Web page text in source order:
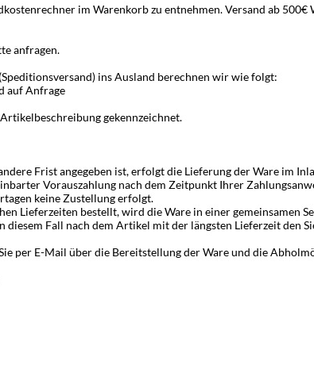
im Warenkorb zu entnehmen. Versand ab
anfragen.
ins Ausland berechnen wir wie folgt:
auf Anfrage
gekennzeichnet.
Frist angegeben ist, erfolgt die Lieferung der Ware im
Vorauszahlung nach dem Zeitpunkt Ihrer
keine Zustellung erfolgt.
Lieferzeiten bestellt, wird die Ware in einer gemeinsamen
diesem Fall nach dem Artikel mit der längsten Lieferzeit den
per E-Mail über die Bereitstellung der Ware und die